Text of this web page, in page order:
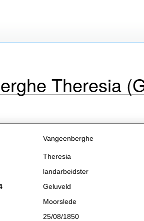
Theresia
Vangeenberghe
Theresia
landarbeidster
Geluveld
Moorslede
25/08/1850